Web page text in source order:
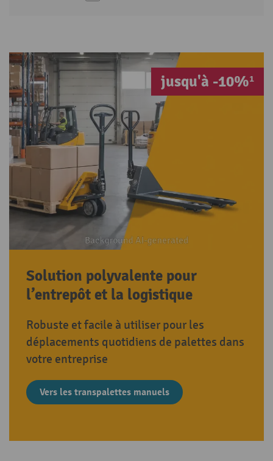
jusqu'à -10%¹
Solution polyvalente pour
l’entrepôt et la logistique
Robuste et facile à utiliser pour les
déplacements quotidiens de palettes dans
votre entreprise
Vers les transpalettes manuels